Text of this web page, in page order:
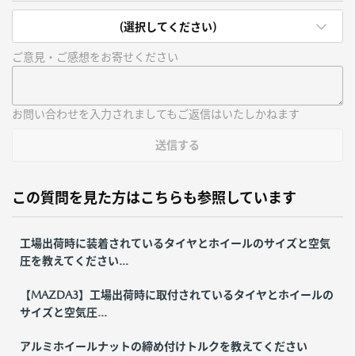
(選択してください)
ご意見・ご感想をお寄せください
お問い合わせを入力されましてもご返信はいたしかねます
送信する
この質問を見た方はこちらも参照しています
工場出荷時に装着されているタイヤとホイールのサイズと空気
圧を教えてください...
【MAZDA3】工場出荷時に取付されているタイヤとホイールの
サイズと空気圧...
アルミホイールナットの締め付けトルクを教えてください